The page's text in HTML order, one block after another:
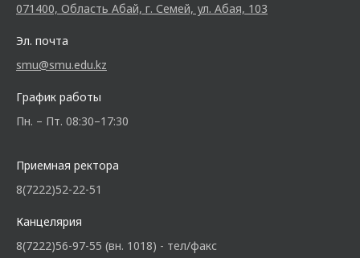
071400, Область Абай, г. Семей, ул. Абая, 103
Эл. почта
smu@smu.edu.kz
График работы
Пн. – Пт. 08:30–17:30
Приемная ректора
8(7222)52-22-51
Канцелярия
8(7222)56-97-55 (вн. 1018) - тел/факс